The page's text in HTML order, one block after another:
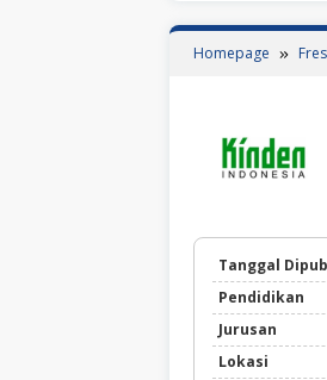
Homepage
Tanggal
Pendidikan
Jurusan
Lokasi